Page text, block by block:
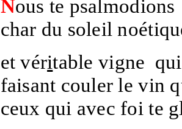
Nous te
char du soleil
et véritable vigne
faisant couler le vin
ceux qui avec foi te